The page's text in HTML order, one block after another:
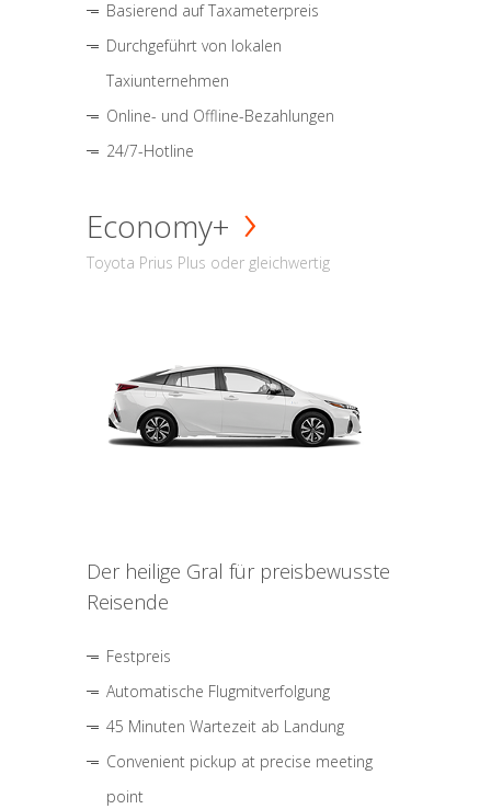
Basierend auf Taxameterpreis
Durchgeführt von lokalen
Taxiunternehmen
Online- und Offline-Bezahlungen
24/7-Hotline
Economy+
Toyota Prius Plus oder gleichwertig
Der heilige Gral für preisbewusste
Reisende
Festpreis
Automatische Flugmitverfolgung
45 Minuten Wartezeit ab Landung
Convenient pickup at precise meeting
point